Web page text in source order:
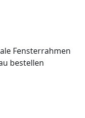
Fensterrahmen
bestellen